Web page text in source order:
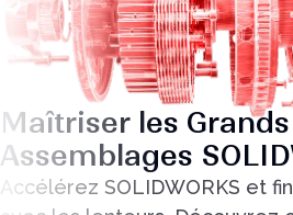
Maîtriser les Grands
Assemblages
Accélérez SOLIDWORKS et